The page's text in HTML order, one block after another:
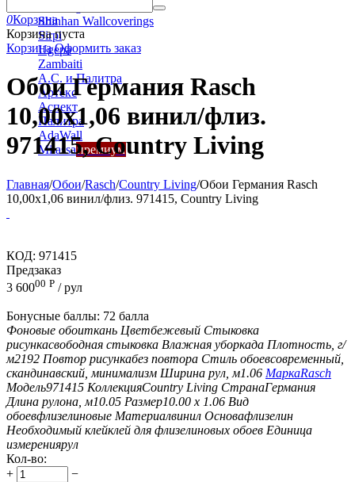
Shinhan Wallcoverings
Sirpi
Ugepa
Zambaiti
А.С. и Палитра
Артекс
Аспект
Палитра
AdaWall
Milassaпремиум
0Корзина
Корзина пуста
Корзина Оформить заказ
Обои Германия Rasch
10,00x1,06 винил/флиз.
971415, Country Living
Главная/Обои/Rasch/Country Living/Обои Германия Rasch
10,00x1,06 винил/флиз. 971415, Country Living
КОД: 971415
Предзаказ
3 60000 Р / рул
Бонусные баллы: 72 балла
Фоновые обоиткань Цветбежевый Стыковка
рисункасвободная стыковка Влажная уборкада Плотность, г/
м2192 Повтор рисункабез повтора Стиль обоевсовременный,
скандинавский, минимализм Ширина рул, м1.06 МаркаRasch
Модель971415 КоллекцияCountry Living СтранаГермания
Длина рулона, м10.05 Размер10.00 х 1.06 Вид
обоевфлизелиновые Материалвинил Основафлизелин
Необходимый клейклей для флизелиновых обоев Единица
измерениярул
Кол-во:
+
−